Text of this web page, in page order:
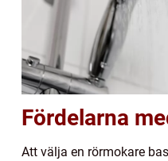
Fördelarna
Att välja en rörmokare